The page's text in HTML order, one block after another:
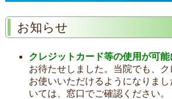
お知らせ
クレジットカード等の使用が可能
お待たせしました。当院でも、
お使いいただけるようになりま
いては、窓口でご確認ください。